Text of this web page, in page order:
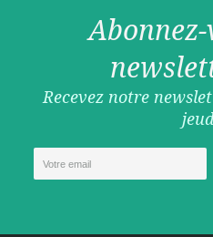
Recevez notre